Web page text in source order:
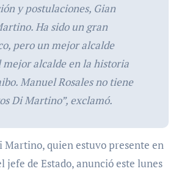
y postulaciones, Gian
Ha sido un gran
pero un mejor alcalde
mejor alcalde en la historia
Manuel Rosales no tiene
Di Martino”, exclamó.
Martino, quien estuvo presente en
jefe de Estado, anunció este lunes